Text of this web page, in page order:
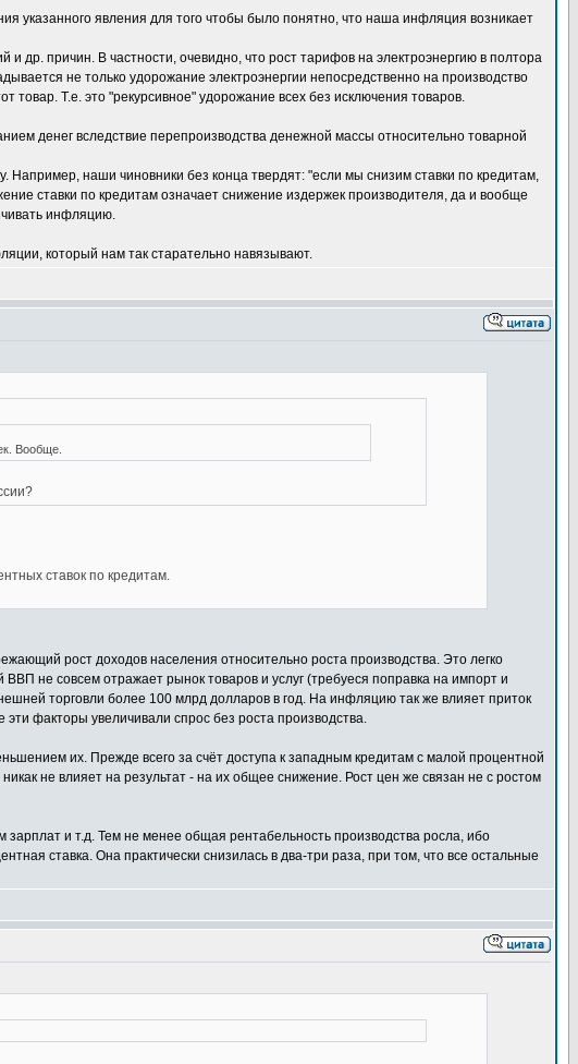
указанного явления для того чтобы было понятно, что наша инфляция возникает
др. причин. В частности, очевидно, что рост тарифов на электроэнергию в полтора
не только удорожание электроэнергии непосредственно на производство
товар. Т.е. это "рекурсивное" удорожание всех без исключения товаров.
денег вследствие перепроизводства денежной массы относительно товарной
наши чиновники без конца твердят: "если мы снизим ставки по кредитам,
ставки по кредитам означает снижение издержек производителя, да и вообще
инфляцию.
который нам так старательно навязывают.
Вообще.
ставок по кредитам.
рост доходов населения относительно роста производства. Это легко
не совсем отражает рынок товаров и услуг (требуеся поправка на импорт и
торговли более 100 млрд долларов в год. На инфляцию так же влияет приток
факторы увеличивали спрос без роста производства.
их. Прежде всего за счёт доступа к западным кредитам с малой процентной
не влияет на результат - на их общее снижение. Рост цен же связан не с ростом
и т.д. Тем не менее общая рентабельность производства росла, ибо
ставка. Она практически снизилась в два-три раза, при том, что все остальные